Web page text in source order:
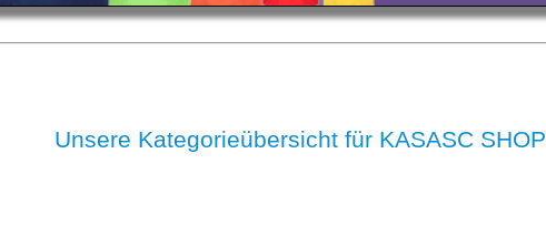
Unsere Kategorieübersicht für KASASC SHOP